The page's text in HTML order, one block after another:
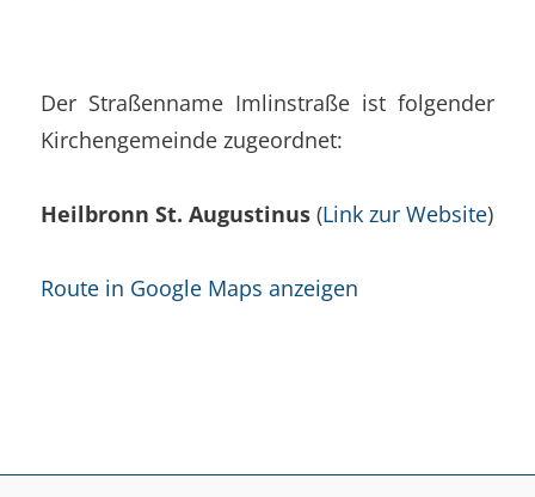
Der Straßenname Imlinstraße ist folgender
Kirchengemeinde zugeordnet:
Heilbronn St. Augustinus (Link zur Website)
Route in Google Maps anzeigen